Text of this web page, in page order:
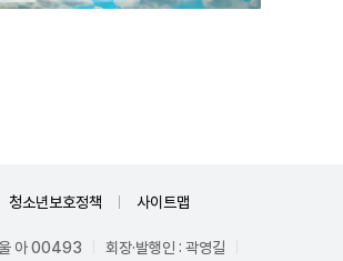
청소년보호정책 사이트맵
울 아 00493
회장·발행인 : 곽영길